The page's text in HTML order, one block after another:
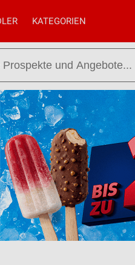
KATEGORIEN